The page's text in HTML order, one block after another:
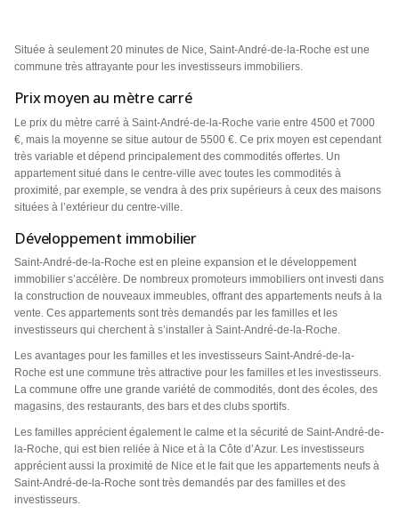
Située à seulement 20 minutes de Nice, Saint-André-de-la-Roche est une
commune très attrayante pour les investisseurs immobiliers.
Prix moyen au mètre carré
Le prix du mètre carré à Saint-André-de-la-Roche varie entre 4500 et 7000
€, mais la moyenne se situe autour de 5500 €. Ce prix moyen est cependant
très variable et dépend principalement des commodités offertes. Un
appartement situé dans le centre-ville avec toutes les commodités à
proximité, par exemple, se vendra à des prix supérieurs à ceux des maisons
situées à l’extérieur du centre-ville.
Développement immobilier
Saint-André-de-la-Roche est en pleine expansion et le développement
immobilier s’accélère. De nombreux promoteurs immobiliers ont investi dans
la construction de nouveaux immeubles, offrant des appartements neufs à la
vente. Ces appartements sont très demandés par les familles et les
investisseurs qui cherchent à s’installer à Saint-André-de-la-Roche.
Les avantages pour les familles et les investisseurs Saint-André-de-la-
Roche est une commune très attractive pour les familles et les investisseurs.
La commune offre une grande variété de commodités, dont des écoles, des
magasins, des restaurants, des bars et des clubs sportifs.
Les familles apprécient également le calme et la sécurité de Saint-André-de-
la-Roche, qui est bien reliée à Nice et à la Côte d’Azur. Les investisseurs
apprécient aussi la proximité de Nice et le fait que les appartements neufs à
Saint-André-de-la-Roche sont très demandés par des familles et des
investisseurs.